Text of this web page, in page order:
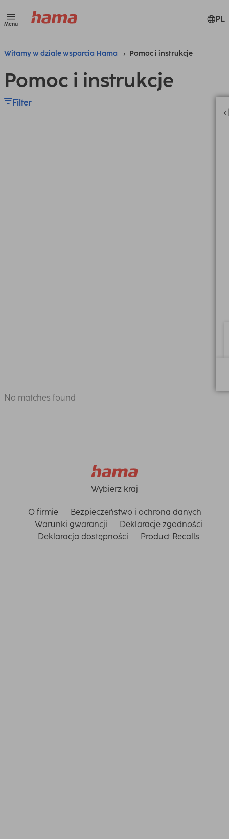
Menu PL
Witamy w dziale wsparcia Hama Pomoc i instrukcje
Pomoc i instrukcje
Filter
No matches found
Wybierz kraj
O firmie
Bezpieczeństwo i ochrona danych
Warunki gwarancji
Deklaracje zgodności
Deklaracja dostępności
Product Recalls